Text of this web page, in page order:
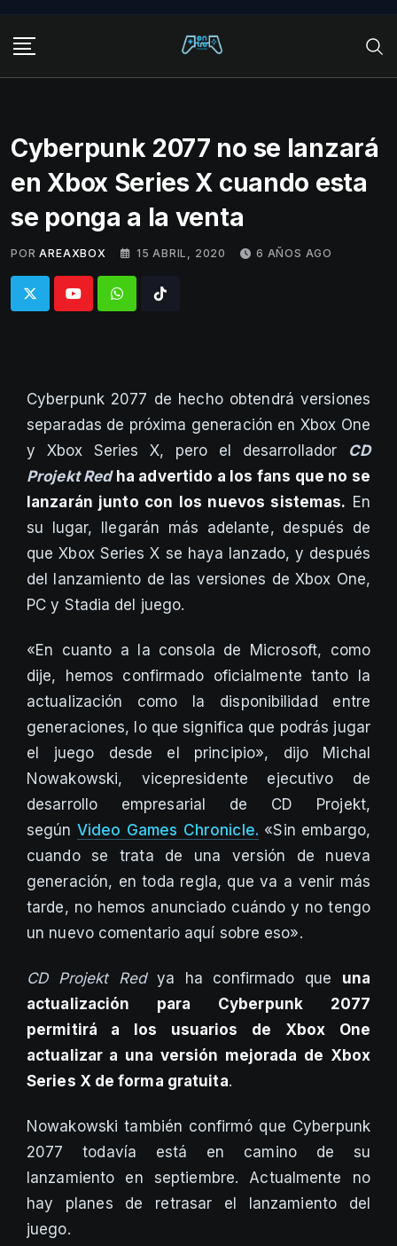
content
Cyberpunk 2077 no se lanzará
en Xbox Series X cuando esta
se ponga a la venta
POR AREAXBOX 15 ABRIL, 2020 6 AÑOS AGO
WhatsappTiktok
Cyberpunk 2077 de hecho obtendrá versiones
separadas de próxima generación en Xbox One
y Xbox Series X, pero el desarrollador
CD
Projekt Red ha advertido a los fans que no se
lanzarán junto con los nuevos sistemas. En
su lugar, llegarán más adelante, después de
que Xbox Series X se haya lanzado, y después
del lanzamiento de las versiones de Xbox One,
PC y Stadia del juego.
«En cuanto a la consola de Microsoft, como
dije, hemos confirmado oficialmente tanto la
actualización como la disponibilidad entre
generaciones, lo que significa que podrás jugar
el juego desde el principio», dijo Michal
Nowakowski, vicepresidente ejecutivo de
desarrollo empresarial de CD Projekt,
según Video Games Chronicle. «Sin embargo,
cuando se trata de una versión de nueva
generación, en toda regla, que va a venir más
tarde, no hemos anunciado cuándo y no tengo
un nuevo comentario aquí sobre eso».
CD Projekt Redya ha confirmado que una
actualización para Cyberpunk 2077
permitirá a los usuarios de Xbox One
actualizar a una versión mejorada de Xbox
Series X de forma gratuita.
Nowakowski también confirmó que Cyberpunk
2077 todavía está en camino de su
lanzamiento en septiembre. Actualmente no
hay planes de retrasar el lanzamiento del
juego.